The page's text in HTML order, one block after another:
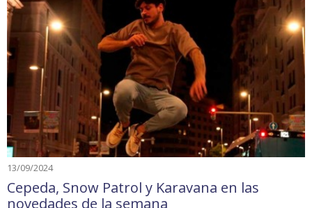
13/09/2024
Cepeda, Snow Patrol y Karavana en las
novedades de la semana